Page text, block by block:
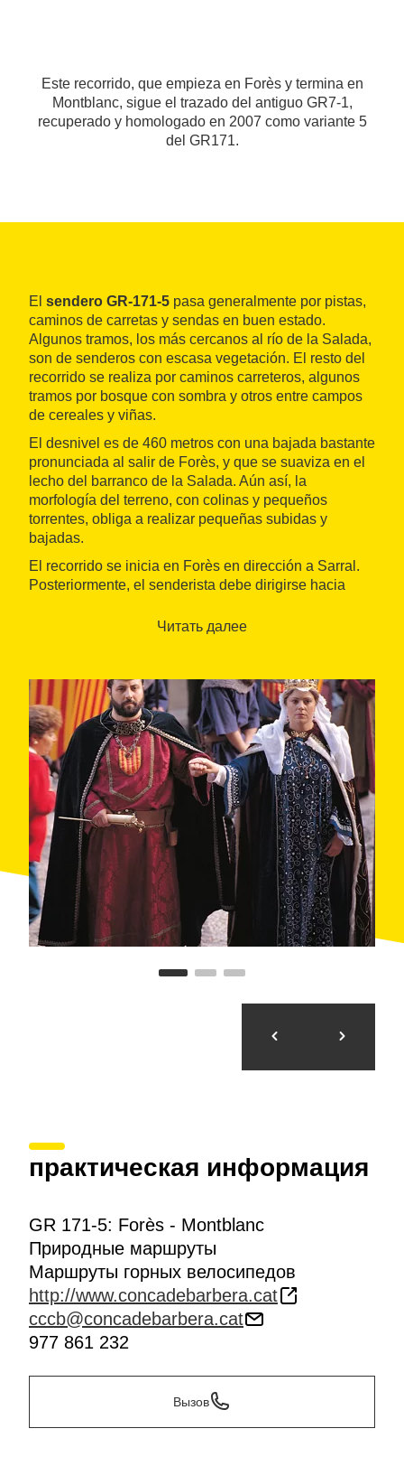
Este recorrido, que empieza en Forès y termina en
Montblanc, sigue el trazado del antiguo GR7-1,
recuperado y homologado en 2007 como variante 5
del GR171.
El sendero GR-171-5 pasa generalmente por pistas,
caminos de carretas y sendas en buen estado.
Algunos tramos, los más cercanos al río de la Salada,
son de senderos con escasa vegetación. El resto del
recorrido se realiza por caminos carreteros, algunos
tramos por bosque con sombra y otros entre campos
de cereales y viñas.
El desnivel es de 460 metros con una bajada bastante
pronunciada al salir de Forès, y que se suaviza en el
lecho del barranco de la Salada. Aún así, la
morfología del terreno, con colinas y pequeños
torrentes, obliga a realizar pequeñas subidas y
bajadas.
El recorrido se inicia en Forès en dirección a Sarral.
Posteriormente, el senderista debe dirigirse hacia
dels Prats, para acabar la ruta en Montblanc.
una curiosa forma de colocación de las piedras
conocida comoopus spicatum , que en castellano
significa "en forma de espiga". También son puntos de
interés los barrancales de donde se extraía el yeso
para los hornos de Rocacorba y, más adelante, la
vegetación de la ribera del torrente de la Salada,
donde se erige una presa romana de derivación que
elevaba el nivel del agua, desviándola hacia un
canal. Se conserva solo la parte derecha del dique,
que fue utilizado en época romana y en la edad
media. Cerca de la presa pueden encontrarse otros
restos de la época romana. Finalmente, cabe destacar
las bodegas modernistas y las vistas que se
contemplan desde los puntos más elevados como
Читать далее
практическая информация
GR 171-5: Forès - Montblanc
Природные маршруты
Маршруты горных велосипедов
http://www.concadebarbera.cat
cccb@concadebarbera.cat
977 861 232
Вызов